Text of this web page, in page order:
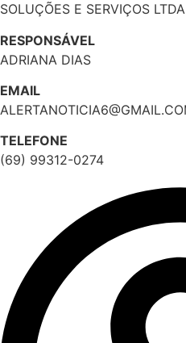
SOLUÇÕES E SERVIÇOS LTDA
RESPONSÁVEL
ADRIANA DIAS
EMAIL
TELEFONE
(69) 99312-0274